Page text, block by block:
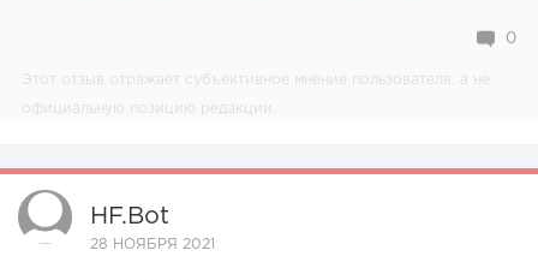
0
Этот отзыв отражает субъективное мнение пользователя, а не
официальную позицию редакции.
HF.bot
28 НОЯБРЯ 2021